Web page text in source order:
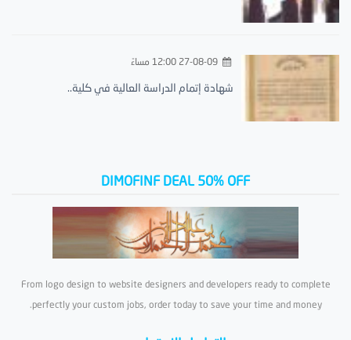
27-08-09 12:00 مساءً
شهادة إتمام الدراسة العالية في كلية..
DIMOFINF DEAL 50% OFF
From logo design to website designers and developers ready to complete
perfectly your custom jobs, order today to save your time and money.